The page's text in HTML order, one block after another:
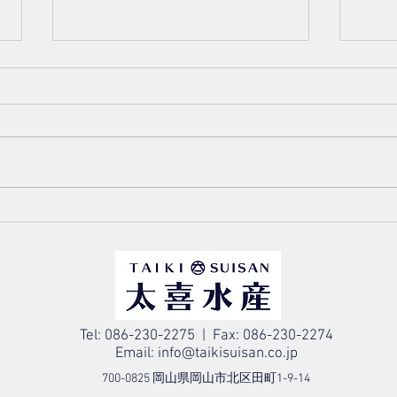
6/27 本日のおすすめ 6/21
Tel: 086-230-2275 | Fax: 086-230-2274
Email: info@taikisuisan.co.jp
700-0825 岡山県岡山市北区田町1-9-14